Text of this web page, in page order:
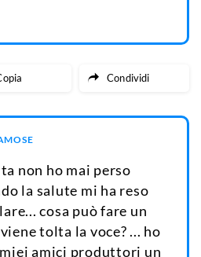
Condividi
non ho mai perso
la salute mi ha reso
cosa può fare un
tolta la voce? ... ho
amici produttori un